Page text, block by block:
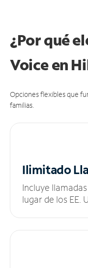
¿Por qué
Voice en
Opciones flexibles que
familias.
Ilimitado
Incluye
lugar de los EE.